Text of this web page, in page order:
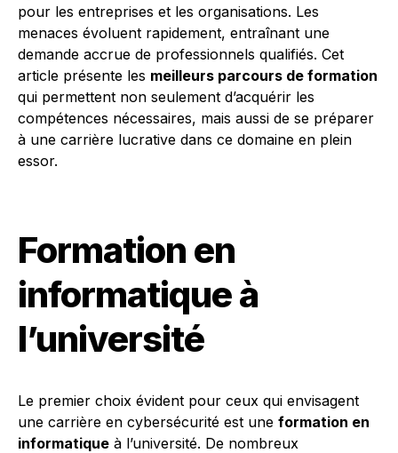
pour les entreprises et les organisations. Les
menaces évoluent rapidement, entraînant une
demande accrue de professionnels qualifiés. Cet
article présente les meilleurs parcours de formation
qui permettent non seulement d’acquérir les
compétences nécessaires, mais aussi de se préparer
à une carrière lucrative dans ce domaine en plein
essor.
Formation en
informatique à
l’université
Le premier choix évident pour ceux qui envisagent
une carrière en cybersécurité est une formation en
informatique à l’université. De nombreux